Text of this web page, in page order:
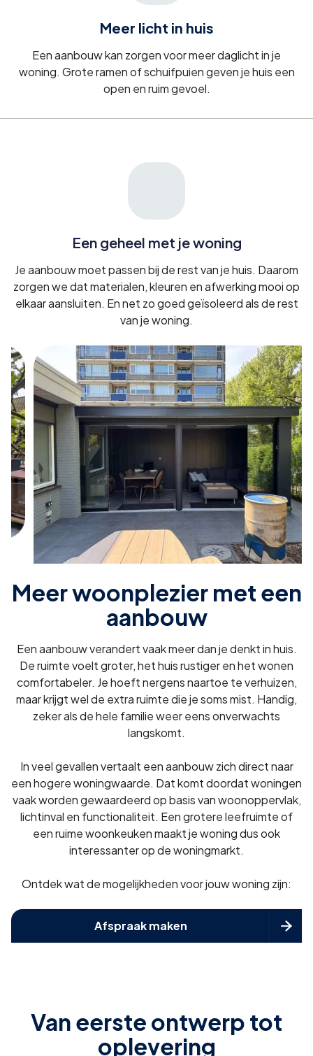
Meer licht in huis
Een aanbouw kan zorgen voor meer daglicht in je
woning. Grote ramen of schuifpuien geven je huis een
open en ruim gevoel.
Een geheel met je woning
Je aanbouw moet passen bij de rest van je huis. Daarom
zorgen we dat materialen, kleuren en afwerking mooi op
elkaar aansluiten. En net zo goed geïsoleerd als de rest
van je woning.
Meer woonplezier met een
aanbouw
Een aanbouw verandert vaak meer dan je denkt in huis.
De ruimte voelt groter, het huis rustiger en het wonen
comfortabeler. Je hoeft nergens naartoe te verhuizen,
maar krijgt wel de extra ruimte die je soms mist. Handig,
zeker als de hele familie weer eens onverwachts
langskomt.
In veel gevallen vertaalt een aanbouw zich direct naar
een hogere woningwaarde. Dat komt doordat woningen
vaak worden gewaardeerd op basis van woonoppervlak,
lichtinval en functionaliteit. Een grotere leefruimte of
een ruime woonkeuken maakt je woning dus ook
interessanter op de woningmarkt.
Ontdek wat de mogelijkheden voor jouw woning zijn:
Afspraak maken 
Van eerste ontwerp tot
oplevering